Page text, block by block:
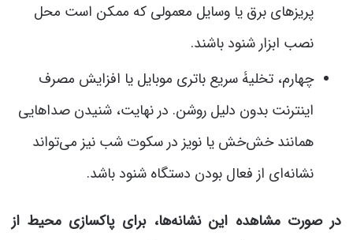
پریزهای برق یا وسایل معمولی که ممکن است محل
نصب ابزار شنود باشند.
چهارم، تخلیۀ سریع باتری موبایل یا افزایش مصرف
اینترنت بدون دلیل روشن. در نهایت، شنیدن صداهایی
همانند خش‌خش یا نویز در سکوت شب نیز می‌تواند
نشانه‌ای از فعال بودن دستگاه شنود باشد.
در صورت مشاهده این نشانه‌ها، برای پاکسازی محیط از